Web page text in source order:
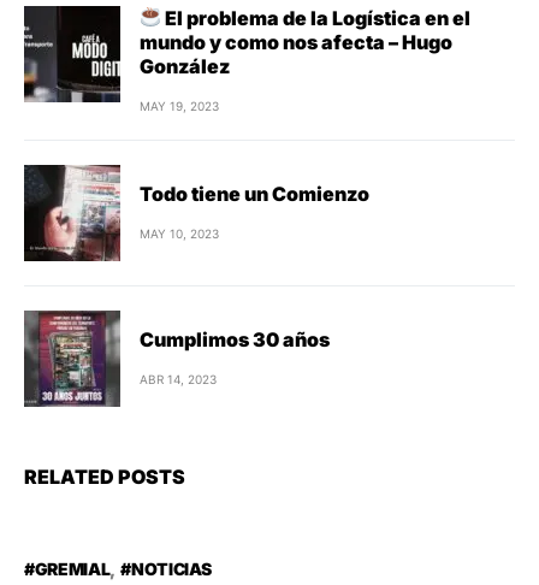
El problema de la Logística en el
mundo y como nos afecta – Hugo
González
MAY 19, 2023
Todo tiene un Comienzo
MAY 10, 2023
Cumplimos 30 años
ABR 14, 2023
RELATED POSTS
#GREMIAL #NOTICIAS